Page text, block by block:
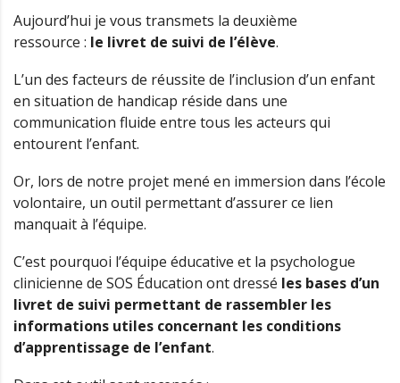
Aujourd’hui je vous transmets la deuxième
ressource : le livret de suivi de l’élève.
L’un des facteurs de réussite de l’inclusion d’un enfant
en situation de handicap réside dans une
communication fluide entre tous les acteurs qui
entourent l’enfant.
Or, lors de notre projet mené en immersion dans l’école
volontaire, un outil permettant d’assurer ce lien
manquait à l’équipe.
C’est pourquoi l’équipe éducative et la psychologue
clinicienne de SOS Éducation ont dressé les bases d’un
livret de suivi permettant de rassembler les
informations utiles concernant les conditions
d’apprentissage de l’enfant.